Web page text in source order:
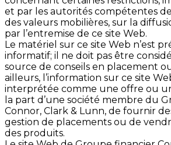
et par les autorités compétentes
des valeurs mobilières, sur la
par l’entremise de ce site Web.
Le matériel sur ce site Web n’est
informatif; il ne doit pas être
source de conseils en placement
ailleurs, l’information sur ce site
interprétée comme une offre ou
la part d’une société membre du
Connor, Clark & Lunn, de fournir
gestion de placements ou de
des produits.